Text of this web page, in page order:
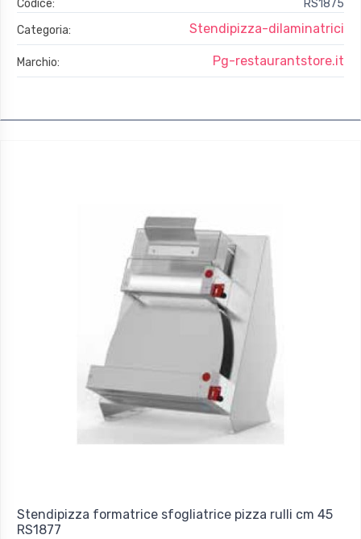
Codice:
RS1875
Categoria:
Stendipizza-dilaminatrici
Marchio: Pg-restaurantstore.it
Stendipizza formatrice sfogliatrice pizza rulli cm 45
RS1877